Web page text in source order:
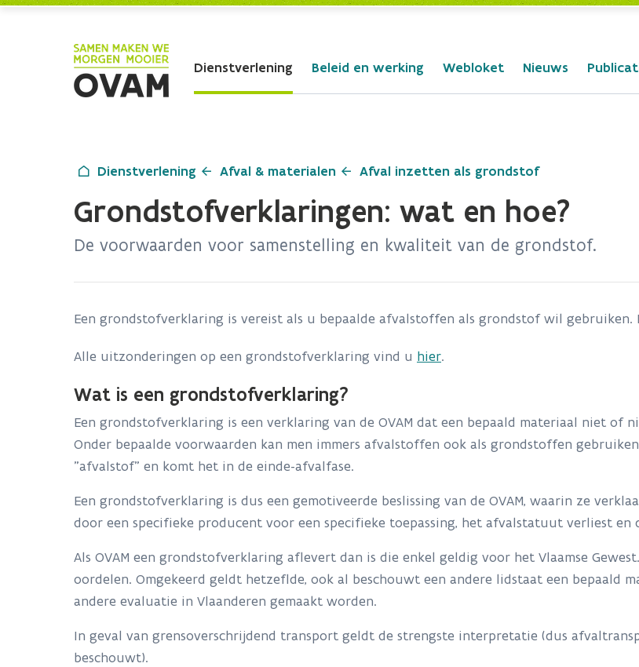
Dienstverlening Beleid en werking Webloket Nieuws
Dienstverlening Afval & materialen Afval inzetten als grondstof
Grondstofverklaringen: wat en hoe?
De voorwaarden voor samenstelling en kwaliteit van de grondstof.
Een grondstofverklaring is vereist als u bepaalde afvalstoffen als grondstof wil gebruiken.
Alle uitzonderingen op een grondstofverklaring vind u hier.
Wat is een grondstofverklaring?
Een grondstofverklaring is een verklaring van de OVAM dat een bepaald materiaal niet of
Onder bepaalde voorwaarden kan men immers afvalstoffen ook als grondstoffen
"afvalstof" en komt het in de einde-afvalfase.
Een grondstofverklaring is dus een gemotiveerde beslissing van de OVAM, waarin ze
door een specifieke producent voor een specifieke toepassing, het afvalstatuut verliest
Als OVAM een grondstofverklaring aflevert dan is die enkel geldig voor het Vlaamse
oordelen. Omgekeerd geldt hetzeflde, ook al beschouwt een andere lidstaat een bepaald
andere evaluatie in Vlaanderen gemaakt worden.
In geval van grensoverschrijdend transport geldt de strengste interpretatie (dus
beschouwt).